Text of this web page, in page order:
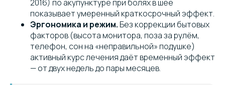
2016) по акупунктуре при болях в шее
показывает умеренный краткосрочный эффект.
Эргономика и режим. Без коррекции бытовых
факторов (высота монитора, поза за рулём,
телефон, сон на «неправильной» подушке)
активный курс лечения даёт временный эффект
— от двух недель до пары месяцев.